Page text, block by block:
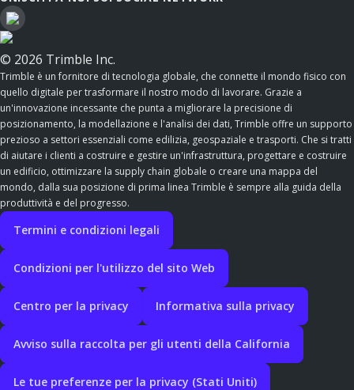
© 2026 Trimble Inc.
Trimble è un fornitore di tecnologia globale, che connette il mondo fisico con
quello digitale per trasformare il nostro modo di lavorare. Grazie a
un'innovazione incessante che punta a migliorare la precisione di
posizionamento, la modellazione e l'analisi dei dati, Trimble offre un supporto
prezioso a settori essenziali come edilizia, geospaziale e trasporti. Che si tratti
di aiutare i clienti a costruire e gestire un'infrastruttura, progettare e costruire
un edificio, ottimizzare la supply chain globale o creare una mappa del
mondo, dalla sua posizione di prima linea Trimble è sempre alla guida della
produttività e del progresso.
Termini e condizioni legali
Condizioni per l'utilizzo del sito Web
Centro per la privacy Informativa sulla privacy
Avviso sulla raccolta per gli utenti della California
Le tue preferenze per la privacy (Stati Uniti)